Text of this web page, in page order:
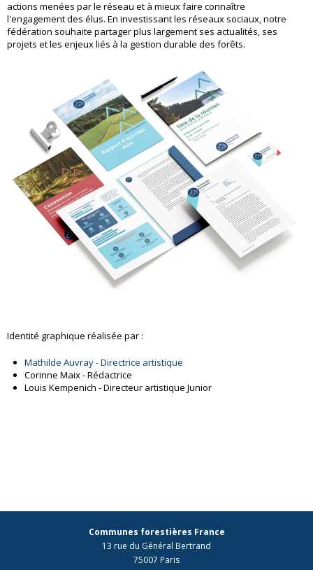
actions menées par le réseau et à mieux faire connaître
l'engagement des élus. En investissant les réseaux sociaux, notre
fédération souhaite partager plus largement ses actualités, ses
projets et les enjeux liés à la gestion durable des forêts.
Identité graphique réalisée par :
Mathilde Auvray - Directrice artistique
Corinne Maix - Rédactrice
Louis Kempenich - Directeur artistique Junior
Communes forestières France
13 rue du Général Bertrand
75007 Paris